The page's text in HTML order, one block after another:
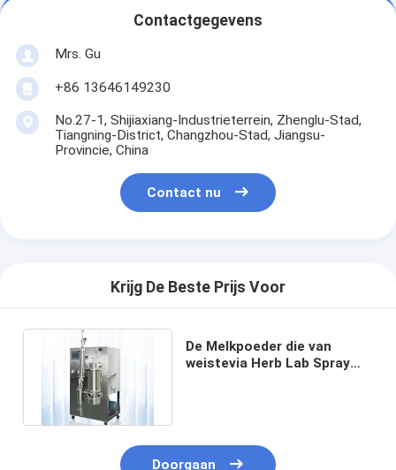
Contactgegevens
Mrs. Gu
+86 13646149230
No.27-1, Shijiaxiang-Industrieterrein, Zhenglu-Stad,
Tiangning-District, Changzhou-Stad, Jiangsu-
Provincie, China
Contact nu
Krijg De Beste Prijs Voor
De Melkpoeder die van
weistevia Herb Lab Spray
Doorgaan